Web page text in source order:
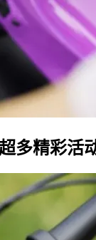
精彩活